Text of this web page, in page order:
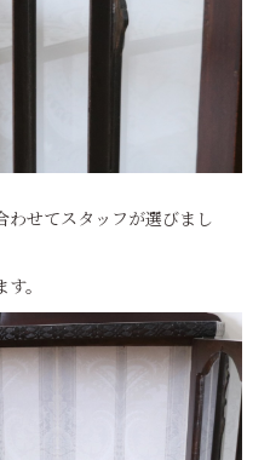
わせてスタッフが選びまし
。